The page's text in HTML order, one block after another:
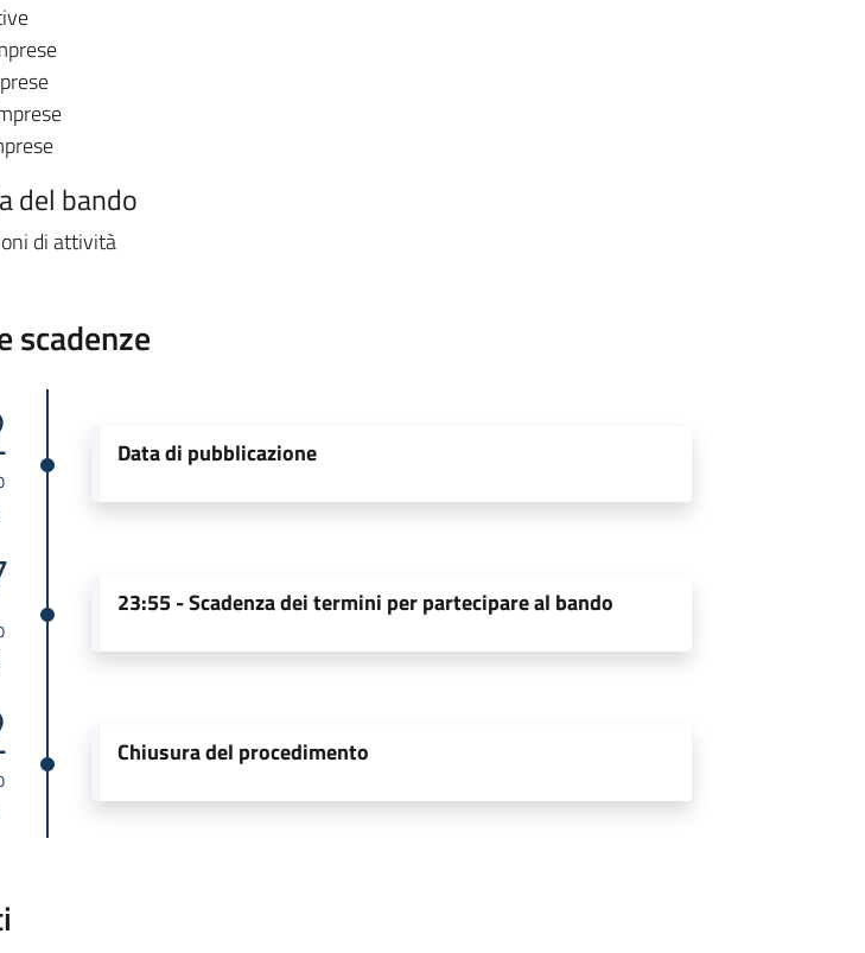
del bando
di attività
scadenze
Data di pubblicazione
23:55 -Scadenza dei termini per partecipare al bando
Chiusura del procedimento